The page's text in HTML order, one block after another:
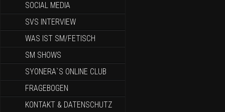
SOCIAL MEDIA
SVS INTERVIEW
WAS IST SM/FETISCH
SM SHOWS
SYONERA`S ONLINE CLUB
FRAGEBOGEN
KONTAKT & DATENSCHUTZ